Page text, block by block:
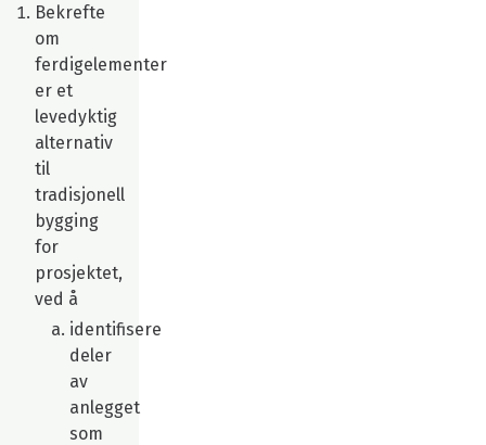
Bekrefte
om
ferdigelementer
er et
levedyktig
alternativ
til
tradisjonell
bygging
for
prosjektet,
ved å
identifisere
deler
av
anlegget
som